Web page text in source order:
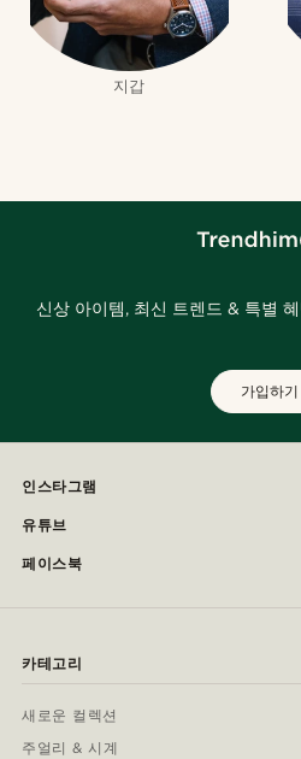
지갑
신상 아이템, 최신 트렌드 & 특별
가입하기
인스타그램
유튜브
페이스북
카테고리
새로운 컬렉션
주얼리 & 시계